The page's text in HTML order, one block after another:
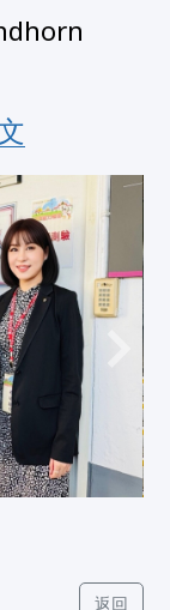
返回